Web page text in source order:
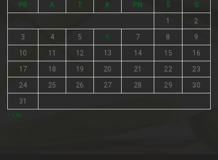
PR A T K PN Š S
1 2
3 4 5 6 7 8 9
10 11 12 13 14 15 16
17 18 19 20 21 22 23
24 25 26 27 28 29 30
31
« Lie